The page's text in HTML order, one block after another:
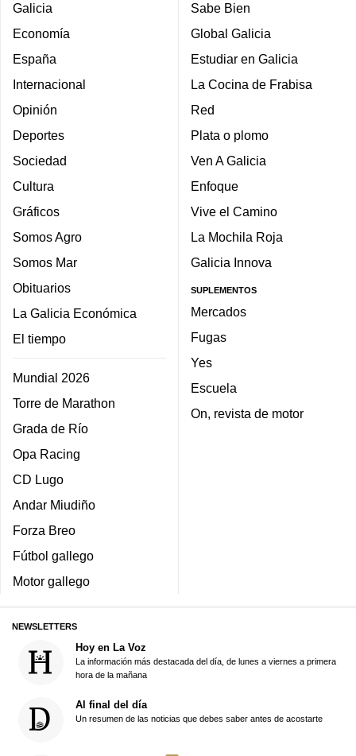
Galicia
Economía
España
Internacional
Opinión
Deportes
Sociedad
Cultura
Gráficos
Somos Agro
Somos Mar
Obituarios
La Galicia Económica
El tiempo
Mundial 2026
Torre de Marathon
Grada de Río
Opa Racing
CD Lugo
Andar Miudiño
Forza Breo
Fútbol gallego
Motor gallego
Sabe Bien
Global Galicia
Estudiar en Galicia
La Cocina de Frabisa
Red
Plata o plomo
Ven A Galicia
Enfoque
Vive el Camino
La Mochila Roja
Galicia Innova
SUPLEMENTOS
Mercados
Fugas
Yes
Escuela
On, revista de motor
NEWSLETTERS
Hoy en La Voz
La información más destacada del día, de lunes a viernes a primera
hora de la mañana
Al final del día
Un resumen de las noticias que debes saber antes de acostarte